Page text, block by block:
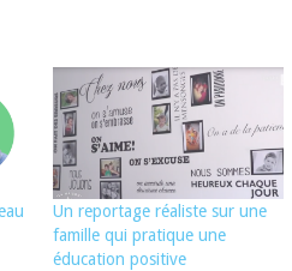
Un reportage réaliste sur une
famille qui pratique une
éducation positive